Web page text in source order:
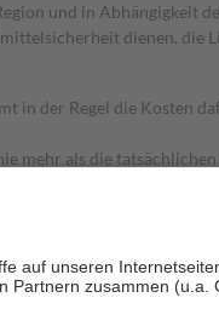
und in Abhängigkeit
dienen, die
in der Regel die Kosten
mehr als die